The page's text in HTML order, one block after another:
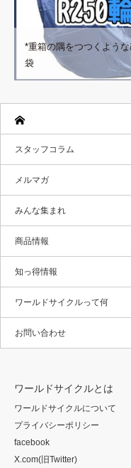
*重箱の隅をつつくよう
袋
スタッフコラム
メルマガ
みんな集まれ
商品情報
知っ得情報
ワールドサイクルって何
お問い合わせ
ワールドサイクルとは
ワールドサイクルについて
プライバシーポリシー
facebook
X.com(旧Twitter)